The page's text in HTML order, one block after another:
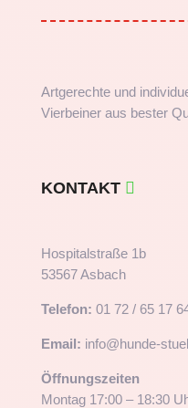
Artgerechte und
Vierbeiner aus bester
KONTAKT
Hospitalstraße 1b
53567 Asbach
Telefon: 01 72 / 65 17
Email: info@hunde-
Öffnungszeiten
Montag 17:00 – 18:30